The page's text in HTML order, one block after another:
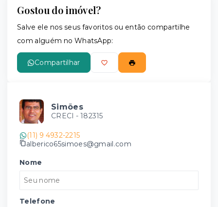
Gostou do imóvel?
Salve ele nos seus favoritos ou então compartilhe
com alguém no WhatsApp:
Compartilhar
Simões
CRECI - 182315
(11) 9 4932-2215
alberico65simoes@gmail.com
Nome
Telefone